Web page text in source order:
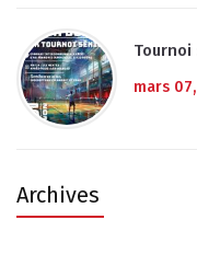
Tournoi
mars
Archives